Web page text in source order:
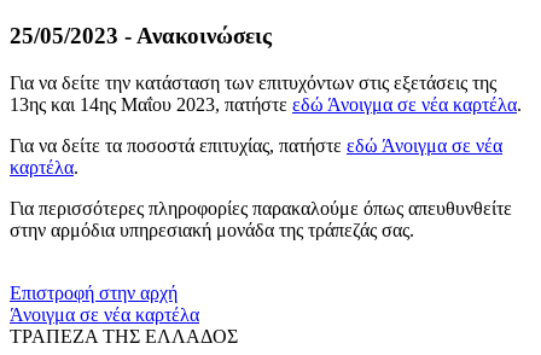
25/05/2023 - Ανακοινώσεις
Για να δείτε την κατάσταση των επιτυχόντων στις εξετάσεις της
13ης και 14ης Μαΐου 2023, πατήστε εδώ Άνοιγμα σε νέα καρτέλα.
Για να δείτε τα ποσοστά επιτυχίας, πατήστε εδώ Άνοιγμα σε νέα
καρτέλα.
Για περισσότερες πληροφορίες παρακαλούμε όπως απευθυνθείτε
στην αρμόδια υπηρεσιακή μονάδα της τράπεζάς σας.
Επιστροφή στην αρχή
Άνοιγμα σε νέα καρτέλα
ΤΡΑΠΕΖΑ ΤΗΣ ΕΛΛΑΔΟΣ